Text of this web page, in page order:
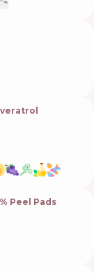
Peel Pads